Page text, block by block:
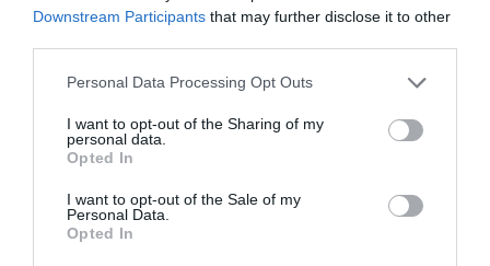
Downstream Participants that may further disclose it to other
Personal Data Processing Opt Outs
I want to opt-out of the Sharing of my
personal data.
Opted In
I want to opt-out of the Sale of my
Personal Data.
Opted In
Articolo precedente
IMMIGRATI: NEL BARESE STRISCIONE A
FIRMA FORZA NUOVA DAVANTI A CENTRO
INTERCULTURALE
Articolo seguente